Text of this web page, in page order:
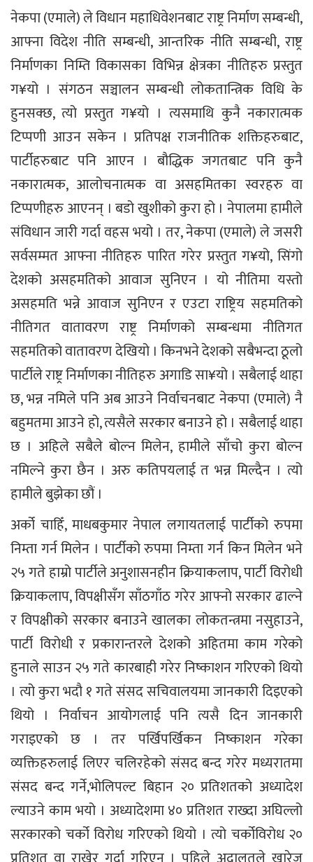
नेकपा (एमाले) ले विधान महाधिवेशनबाट राष्ट्र निर्माण सम्बन्धी,
आफ्ना विदेश नीति सम्बन्धी, आन्तरिक नीति सम्बन्धी, राष्ट्र
निर्माणका निम्ति विकासका विभिन्न क्षेत्रका नीतिहरु प्रस्तुत
ग¥यो । संगठन सञ्चालन सम्बन्धी लोकतान्त्रिक विधि के
हुनसक्छ, त्यो प्रस्तुत ग¥यो । त्यसमाथि कुनै नकारात्मक
टिप्पणी आउन सकेन । प्रतिपक्ष राजनीतिक शक्तिहरुबाट,
पार्टीहरुबाट पनि आएन । बौद्धिक जगतबाट पनि कुनै
नकारात्मक, आलोचनात्मक वा असहमितका स्वरहरु वा
टिप्पणीहरु आएनन् । बडो खुशीको कुरा हो । नेपालमा हामीले
संविधान जारी गर्दा वहस भयो । तर, नेकपा (एमाले) ले जसरी
सर्वसम्मत आफ्ना नीतिहरु पारित गरेर प्रस्तुत ग¥यो, सिंगो
देशको असहमतिको आवाज सुनिएन । यो नीतिमा यस्तो
असहमति भन्ने आवाज सुनिएन र एउटा राष्ट्रिय सहमतिको
नीतिगत वातावरण राष्ट्र निर्माणको सम्बन्धमा नीतिगत
सहमतिको वातावरण देखियो । किनभने देशको सबैभन्दा ठूलो
पार्टीले राष्ट्र निर्माणका नीतिहरु अगाडि सा¥यो । सबैलाई थाहा
छ, भन्न नमिले पनि अब आउने निर्वाचनबाट नेकपा (एमाले) नै
बहुमतमा आउने हो, त्यसैले सरकार बनाउने हो । सबैलाई थाहा
छ । अहिले सबैले बोल्न मिलेन, हामीले साँचो कुरा बोल्न
नमिल्ने कुरा छैन । अरु कतिपयलाई त भन्न मिल्दैन । त्यो
हामीले बुझेका छौं ।
अर्को चाहिँ, माधबकुमार नेपाल लगायतलाई पार्टीको रुपमा
निम्ता गर्न मिलेन । पार्टीको रुपमा निम्ता गर्न किन मिलेन भने
२५ गते हाम्रो पार्टीले अनुशासनहीन क्रियाकलाप, पार्टी विरोधी
क्रियाकलाप, विपक्षीसँग साँठगाँठ गरेर आफ्नो सरकार ढाल्ने
र विपक्षीको सरकार बनाउने खालका लोकतन्त्रमा नसुहाउने,
पार्टी विरोधी र प्रकारान्तरले देशको अहितमा काम गरेको
हुनाले साउन २५ गते कारबाही गरेर निष्काशन गरिएको थियो
। त्यो कुरा भदौ १ गते संसद सचिवालयमा जानकारी दिइएको
थियो । निर्वाचन आयोगलाई पनि त्यसै दिन जानकारी
गराइएको छ । तर पर्खिपर्खिकन निष्काशन गरेका
व्यक्तिहरुलाई लिएर चलिरहेको संसद बन्द गरेर मध्यरातमा
संसद बन्द गर्ने,भोलिपल्ट बिहान २० प्रतिशतको अध्यादेश
ल्याउने काम भयो । अध्यादेशमा ४० प्रतिशत राख्दा अघिल्लो
सरकारको चर्को विरोध गरिएको थियो । त्यो चर्कोविरोध २०